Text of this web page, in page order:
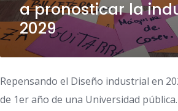
a pronosticar la
2029
Repensando el Diseño industrial en
de 1er año de una Universidad